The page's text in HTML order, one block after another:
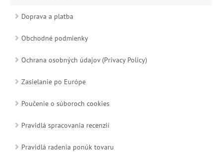
Doprava a platba
Obchodné podmienky
Ochrana osobných údajov (Privacy Policy)
Zasielanie po Európe
Poučenie o súboroch cookies
Pravidlá spracovania recenzií
Pravidlá radenia ponúk tovaru